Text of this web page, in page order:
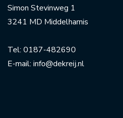
Simon Stevinweg 1
3241 MD Middelharnis
Tel: 0187-482690
E-mail: info@dekreij.nl